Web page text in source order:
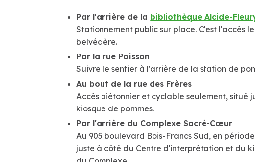
Par l'arrière de la bibliothèque Alcide-
Stationnement public sur place. C'est l'accès
belvédère.
Par la rue Poisson
Suivre le sentier à l'arrière de la station de
Au bout de la rue des Frères
Accès piétonnier et cyclable seulement,
kiosque de pommes.
Par l'arrière du Complexe Sacré-Cœur
Au 905 boulevard Bois-Francs Sud, en
juste à côté du Centre d'interprétation et du